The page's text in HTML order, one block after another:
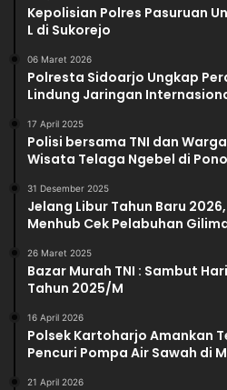
Kepolisian Polres Pasuruan
L di Sukorejo
06 Maret 2026
Polresta Sidoarjo Ungkap
Lindung Jaringan
17 April 2025
Polisi bersama TNI dan
Wisata Telaga Ngebel di
31 Desember 2025
Jelang Libur Tahun Baru
Menhub Cek Pelabuhan
26 Maret 2025
Bazar Murah TNI : Sambut
Tahun 2025/M
16 April 2026
Polsek Kartoharjo Amankan
Pencuri Pompa Air Sawah di
21 April 2026